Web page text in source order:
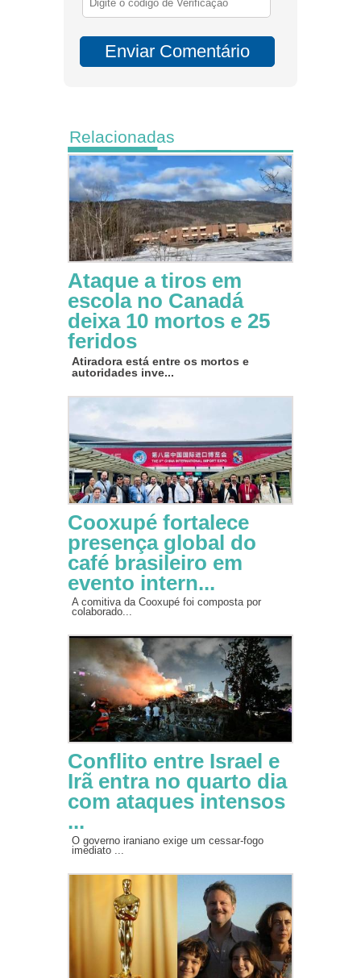
Relacionadas
Ataque a tiros em
escola no Canadá
deixa 10 mortos e 25
feridos
Atiradora está entre os mortos e
autoridades inve...
Cooxupé fortalece
presença global do
café brasileiro em
evento intern...
A comitiva da Cooxupé foi composta por
colaborado...
Conflito entre Israel e
Irã entra no quarto dia
com ataques intensos
...
O governo iraniano exige um cessar-fogo
imediato ...